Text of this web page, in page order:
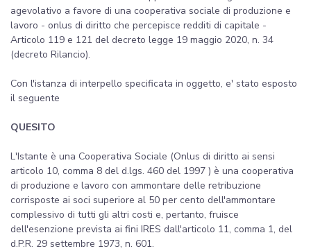
agevolativo a favore di una cooperativa sociale di produzione e
lavoro - onlus di diritto che percepisce redditi di capitale -
Articolo 119 e 121 del decreto legge 19 maggio 2020, n. 34
(decreto Rilancio).
Con l'istanza di interpello specificata in oggetto, e' stato esposto
il seguente
QUESITO
L'Istante è una Cooperativa Sociale (Onlus di diritto ai sensi
articolo 10, comma 8 del d.lgs. 460 del 1997 ) è una cooperativa
di produzione e lavoro con ammontare delle retribuzione
corrisposte ai soci superiore al 50 per cento dell'ammontare
complessivo di tutti gli altri costi e, pertanto, fruisce
dell'esenzione prevista ai fini IRES dall'articolo 11, comma 1, del
d.P.R. 29 settembre 1973, n. 601.